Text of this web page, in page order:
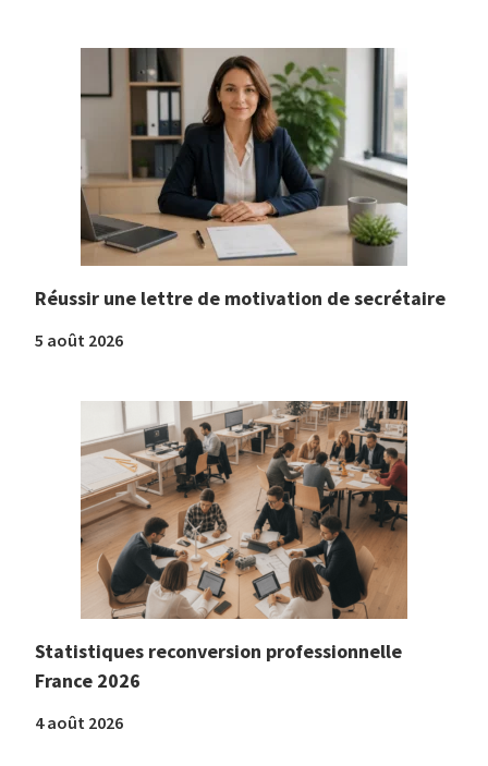
Réussir une lettre de motivation de secrétaire
5 août 2026
Statistiques reconversion professionnelle
France 2026
4 août 2026